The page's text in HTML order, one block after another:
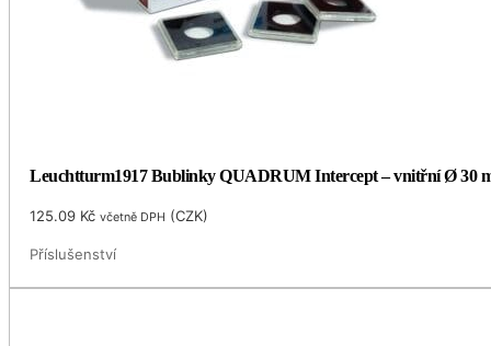
Leuchtturm1917 Bublinky QUADRUM Intercept – vnitřní Ø 30
125.09 Kč včetně DPH (CZK)
Příslušenství